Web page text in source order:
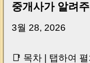
중개사가 알려
3월 28, 2026
📑 목차 | 탭하여